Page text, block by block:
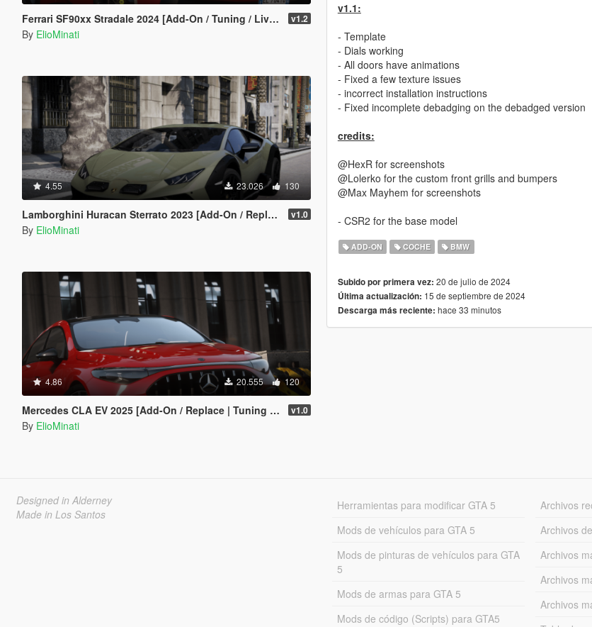
Ferrari SF90xx Stradale 2024 [Add-On / Tuning / Liveries / LODS / Template /FiveM / Replace] v1.2
By ElioMinati
4.55 23.026 130
Lamborghini Huracan Sterrato 2023 [Add-On / Replace | Tuning | FiveM | LODS | Template] v1.0
By ElioMinati
4.86 20.555 120
Mercedes CLA EV 2025 [Add-On / Replace | Tuning | Template | FiveM] v1.0
By ElioMinati
v1.1:
- Template
- Dials working
- All doors have animations
- Fixed a few texture issues
- incorrect installation instructions
- Fixed incomplete debadging on the debadged version
credits:
@HexR for screenshots
@Lolerko for the custom front grills and bumpers
@Max Mayhem for screenshots
- CSR2 for the base model
ADD-ON COCHE BMW
Subido por primera vez: 20 de julio de 2024
Última actualización: 15 de septiembre de 2024
Descarga más reciente: hace 33 minutos
Designed in Alderney
Made in Los Santos
Herramientas para modificar GTA 5
Mods de vehículos para GTA 5
Mods de pinturas de vehículos para GTA
5
Mods de armas para GTA 5
Mods de código (Scripts) para GTA5
Archivos
Archivos
Archivos
Archivos
Archivos